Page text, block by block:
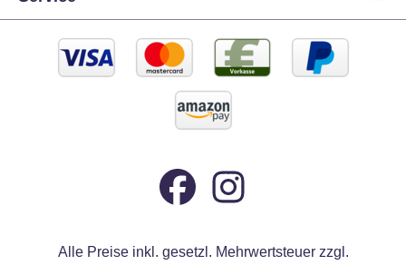
Alle Preise inkl. gesetzl. Mehrwertsteuer zzgl.